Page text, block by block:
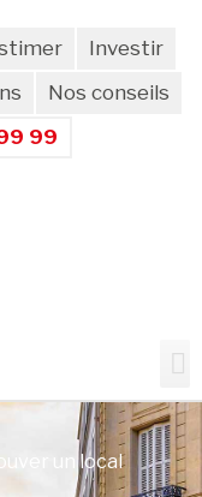
Investir
Nos conseils
99
un local